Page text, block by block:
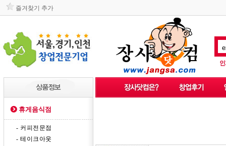
즐겨찾기 추가
휴게음식점
- 커피전문점
- 테이크아웃